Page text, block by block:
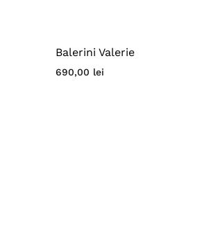
Balerini Valerie
690,00 lei